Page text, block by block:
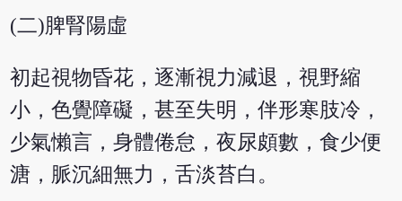
(二)脾腎陽虛
初起視物昏花，逐漸視力減退，視野縮
小，色覺障礙，甚至失明，伴形寒肢冷，
少氣懶言，身體倦怠，夜尿頗數，食少便
溏，脈沉細無力，舌淡苔白。